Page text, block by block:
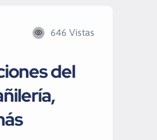
646 Vistas
del